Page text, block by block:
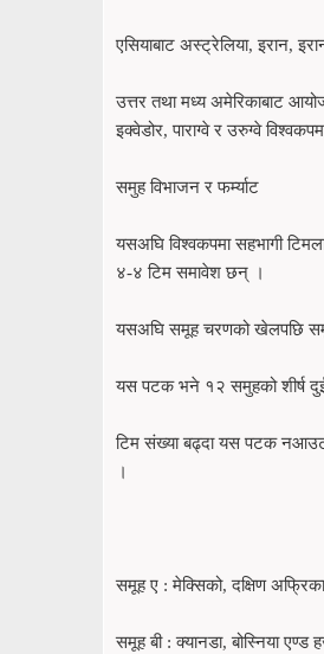
एसियाबाट अस्ट्रेलिया, इरान,
उत्तर तथा मध्य अमेरिकाबाट
इक्वेडोर, पाराग्वे र उरुग्वे
समुह विभाजन र फर्म्याट
यसअघि विश्वकपमा सहभागी
४-४ टिम समावेश छन् ।
यसअघि समूह चरणको खेलपछि
यस पटक भने १२ समुहको शीर्ष
टिम संख्या बढ्दा यस पटक
।
समूह ए : मेक्सिको, दक्षिण
समूह बी : क्यानडा, बोस्निया एण्ड